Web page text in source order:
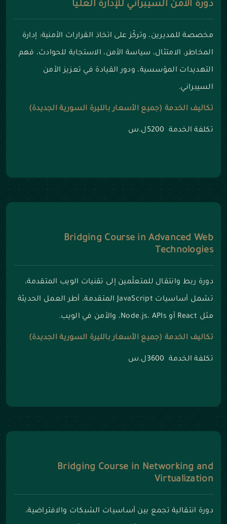
دورة الأمن السيبراني للإدارة العليا
مخصصة للمديرين، وتركّز على اتخاذ القرارات الأمنية: إدارة
المخاطر، الامتثال، سياسة الأمن، الاستجابة للحوادث، فهم
التهديدات المؤسسية، ودور القيادة في تعزيز الأمن
السيبراني.
تكاليف الخدمة (جميع الأسعار بالليرة السورية الجديدة)
تكلفة الخدمة 5200ل.س
Bridging Course in Advanced Web
Technologies
دورة ربط وانتقال للمتعلّمين إلى تقنيات الويب المتقدمة،
تشمل أساسيات JavaScript المتقدمة، أطر العمل الحديثة
مثل React أو Node.js، APIs، والأمن في الويب.
تكاليف الخدمة (جميع الأسعار بالليرة السورية الجديدة)
تكلفة الخدمة 3600ل.س
Bridging Course in Networking and
Virtualization
دورة انتقالية تجمع بين أساسيات الشبكات والافتراضية،